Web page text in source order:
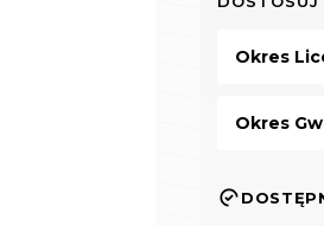
Okres
Okres